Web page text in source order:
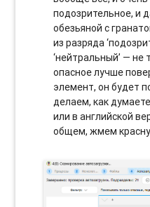
подозрительное, и
обезьяной с
из разряда
‘нейтральный’ — не
опасное лучше
элемент, он будет
делаем, как
или в английской
общем, жмем